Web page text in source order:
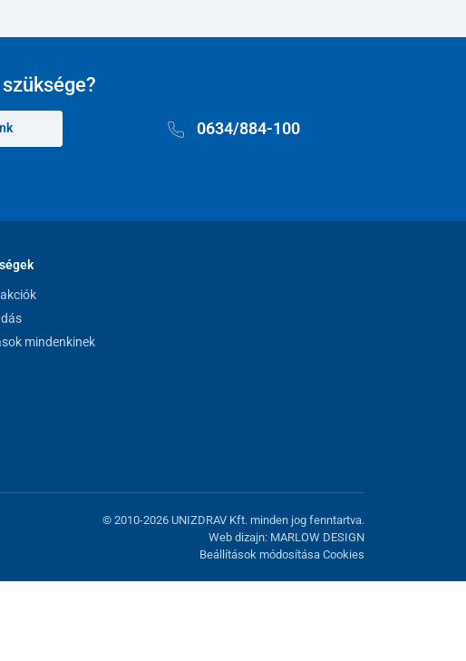
0634/884-100
mindenkinek
© 2010-2026 UNIZDRAV Kft. minden jog fenntartva.
Web dizajn: MARLOW DESIGN
Beállítások módosítása Cookies